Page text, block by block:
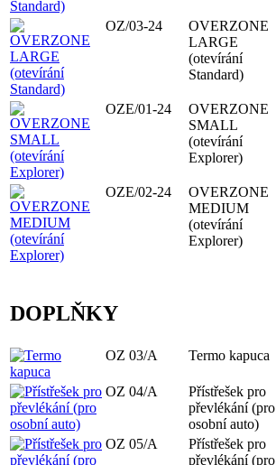
OZ/03-24
OVERZONE
LARGE
(otevírání
Standard)
OZE/01-24
OVERZONE
SMALL
(otevírání
Explorer)
OZE/02-24
OVERZONE
MEDIUM
(otevírání
Explorer)
DOPLŇKY
OZ 03/A Termo kapuca
OZ 04/A
Přístřešek pro
převlékání (pro
osobní auto)
OZ 05/A
Přístřešek pro
převlékání (pro